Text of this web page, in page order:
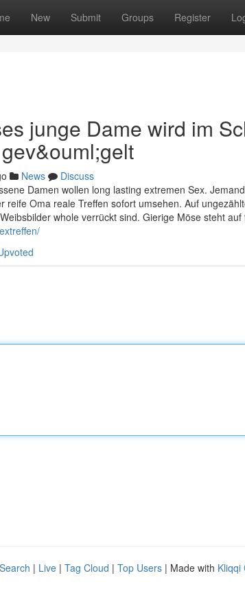
New Submit Groups Register
junge Dame wird im
News
Discuss
Damen wollen long lasting extremen Sex.
reife Oma reale Treffen sofort umsehen. Auf
whole verrückt sind. Gierige Möse steht
| Live | Tag Cloud | Top Users | Made with Kliqqi